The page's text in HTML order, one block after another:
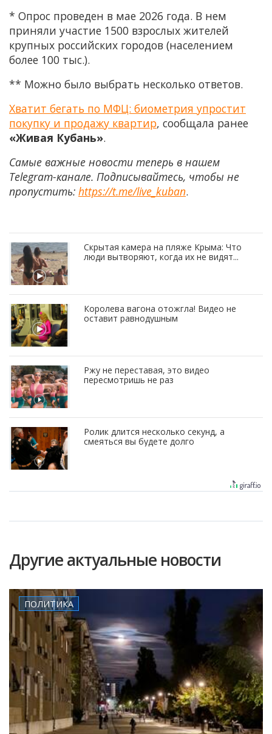
* Опрос проведен в мае 2026 года. В нем
приняли участие 1500 взрослых жителей
крупных российских городов (населением
более 100 тыс.).
** Можно было выбрать несколько ответов.
Хватит бегать по МФЦ: биометрия упростит
покупку и продажу квартир, сообщала ранее
«Живая Кубань».
Самые важные новости теперь в нашем
Telegram-канале. Подписывайтесь, чтобы не
пропустить: https://t.me/live_kuban.
Скрытая камера на пляже Крыма: Что
люди вытворяют, когда их не видят...
Королева вагона отожгла! Видео не
оставит равнодушным
Ржу не переставая, это видео
пересмотришь не раз
Ролик длится несколько секунд, а
смеяться вы будете долго
Другие актуальные новости
ПОЛИТИКА